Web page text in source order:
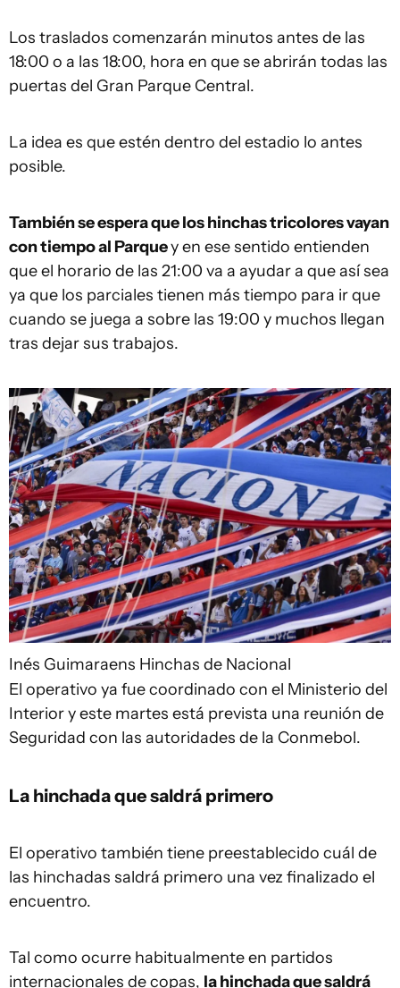
Los traslados comenzarán minutos antes de las
18:00 o a las 18:00, hora en que se abrirán todas las
puertas del Gran Parque Central.
La idea es que estén dentro del estadio lo antes
posible.
También se espera que los hinchas tricolores vayan
con tiempo al Parquey en ese sentido entienden
que el horario de las 21:00 va a ayudar a que así sea
ya que los parciales tienen más tiempo para ir que
cuando se juega a sobre las 19:00 y muchos llegan
tras dejar sus trabajos.
Inés Guimaraens Hinchas de Nacional
El operativo ya fue coordinado con el Ministerio del
Interior y este martes está prevista una reunión de
Seguridad con las autoridades de la Conmebol.
La hinchada que saldrá primero
El operativo también tiene preestablecido cuál de
las hinchadas saldrá primero una vez finalizado el
encuentro.
Tal como ocurre habitualmente en partidos
internacionales de copas, la hinchada que saldrá